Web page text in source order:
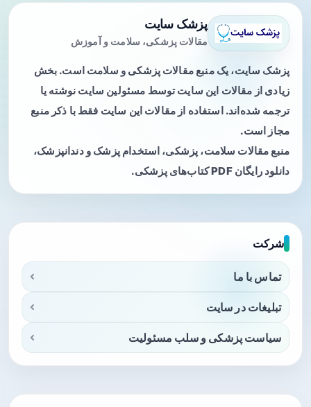
پزشک سایت
مقالات پزشکی، سلامت و آموزش
پزشک سایت، یک منبع مقالات پزشکی و سلامت است. بخش
زیادی از مقالات این سایت توسط مسئولین سایت نوشته یا
ترجمه شده‌اند. استفاده از مقالات این سایت فقط با ذکر منبع
مجاز است.
منبع مقالات سلامت، پزشکی، استخدام پزشک و دندانپزشک،
دانلود رایگان PDF کتاب‌های پزشکی.
شرکت
تماس با ما
تبلیغات در سایت
سیاست پزشکی و سلب مسئولیت